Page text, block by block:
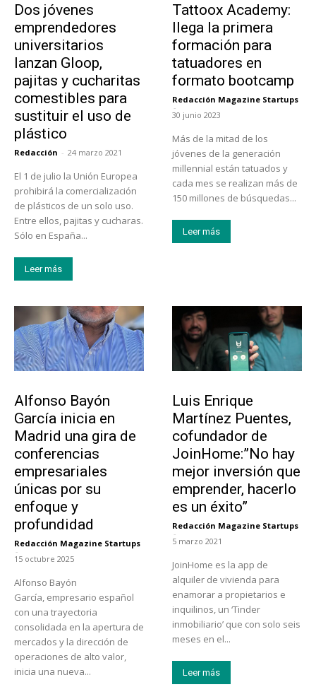
Dos jóvenes
emprendedores
universitarios
lanzan Gloop,
pajitas y cucharitas
comestibles para
sustituir el uso de
plástico
Redacción - 24 marzo 2021
El 1 de julio la Unión Europea
prohibirá la comercialización
de plásticos de un solo uso.
Entre ellos, pajitas y cucharas.
Sólo en España...
Leer más
Tattoox Academy:
llega la primera
formación para
tatuadores en
formato bootcamp
Redacción Magazine Startups
-
30 junio 2023
Más de la mitad de los
jóvenes de la generación
millennial están tatuados y
cada mes se realizan más de
150 millones de búsquedas...
Leer más
Alfonso Bayón
García inicia en
Madrid una gira de
conferencias
empresariales
únicas por su
enfoque y
profundidad
Redacción Magazine Startups
-
15 octubre 2025
Alfonso Bayón
García, empresario español
con una trayectoria
consolidada en la apertura de
mercados y la dirección de
operaciones de alto valor,
inicia una nueva...
Luis Enrique
Martínez Puentes,
cofundador de
JoinHome:”No hay
mejor inversión que
emprender, hacerlo
es un éxito”
Redacción Magazine Startups
-
5 marzo 2021
JoinHome es la app de
alquiler de vivienda para
enamorar a propietarios e
inquilinos, un ‘Tinder
inmobiliario’ que con solo seis
meses en el...
Leer más